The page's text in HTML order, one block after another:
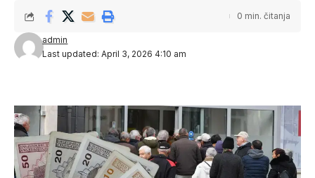
Last updated: April 3, 2026 4:10 am
admin
0 min. čitanja